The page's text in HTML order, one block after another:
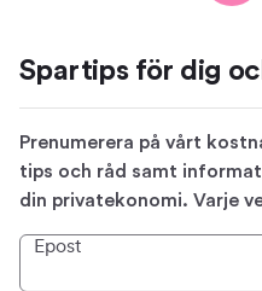
Spartips för dig
Prenumerera på vårt
tips och råd samt
din privatekonomi. Varje
Epost